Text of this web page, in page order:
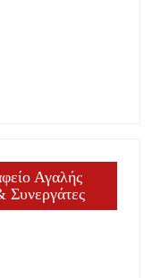
Αγαλής
Συνεργάτες